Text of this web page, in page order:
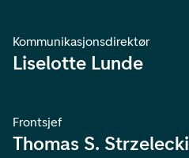
Kommunikasjonsdirektør
Liselotte Lunde
Frontsjef
Thomas S. Strzelecki